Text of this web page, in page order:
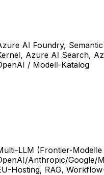
AI Foundry, Semantic
Azure AI Search,
/ Modell-Katalog
LLM (Frontier-
Anthropic/Google/
Hosting, RAG,